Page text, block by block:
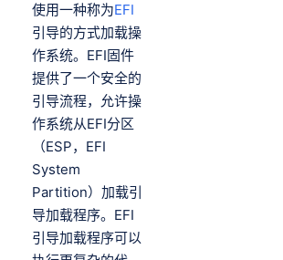
使用一种称为EFI
引导的方式加载操
作系统。EFI固件
提供了一个安全的
引导流程，允许操
作系统从EFI分区
（ESP，EFI
System
Partition）加载引
导加载程序。EFI
引导加载程序可以